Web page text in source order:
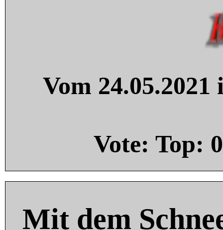
Vom
Vote: Top: 0
Mit dem